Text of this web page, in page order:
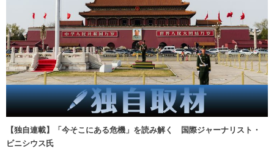
【独自連載】「今そこにある危機」を読み解く 国際ジャーナリスト・
ビニシウス氏